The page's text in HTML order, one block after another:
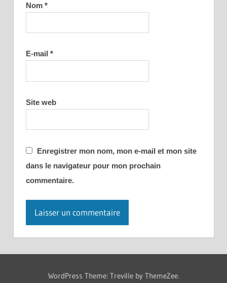
Nom *
E-mail *
Site web
Enregistrer mon nom, mon e-mail et mon site
dans le navigateur pour mon prochain
commentaire.
WordPress Theme: Treville by ThemeZee.